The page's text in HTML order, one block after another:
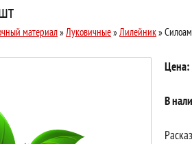
материал» Луковичные» Лилейник»
Цена:
В